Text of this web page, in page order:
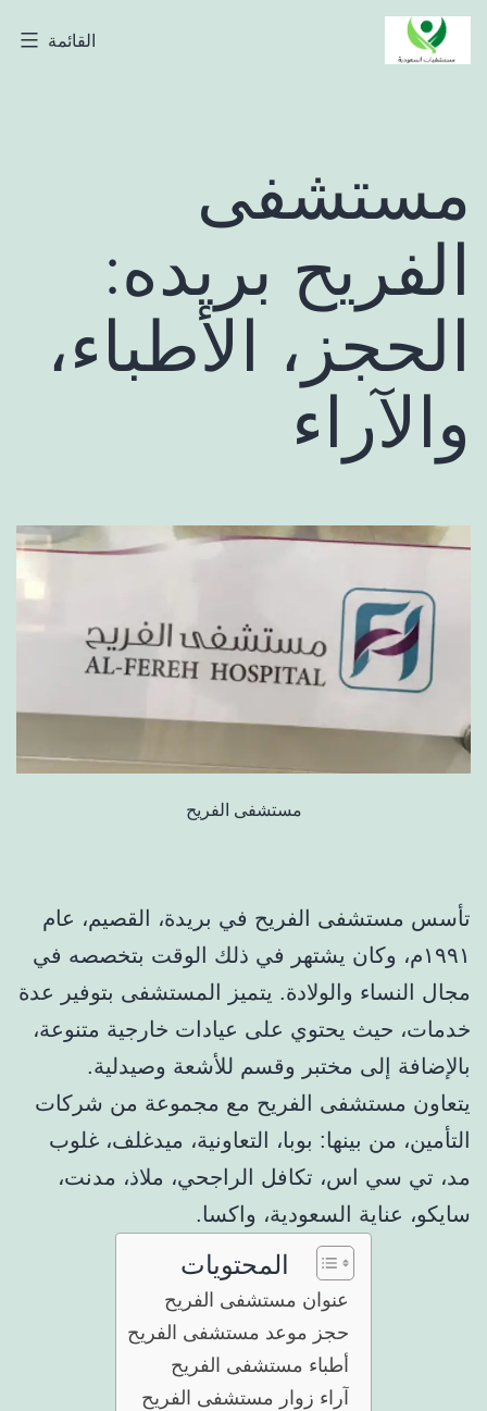
التخطي
مستشفيات
القائمة
مستشفى
الفريح بريده:
الحجز، الأطباء،
والآراء
مستشفى الفريح
تأسس مستشفى الفريح في بريدة، القصيم، عام
١٩٩١م، وكان يشتهر في ذلك الوقت بتخصصه في
مجال النساء والولادة. يتميز المستشفى بتوفير عدة
خدمات، حيث يحتوي على عيادات خارجية متنوعة،
بالإضافة إلى مختبر وقسم للأشعة وصيدلية.
يتعاون مستشفى الفريح مع مجموعة من شركات
التأمين، من بينها: بوبا، التعاونية، ميدغلف، غلوب
مد، تي سي اس، تكافل الراجحي، ملاذ، مدنت،
سايكو، عناية السعودية، واكسا.
المحتويات
عنوان مستشفى الفريح
حجز موعد مستشفى الفريح
أطباء مستشفى الفريح
آراء زوار مستشفى الفريح